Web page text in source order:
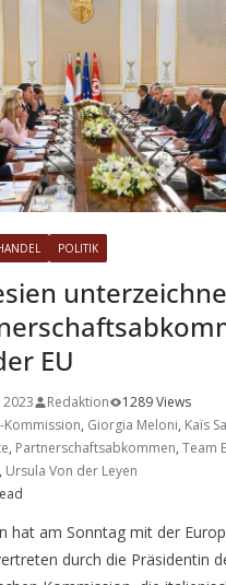
POLITIK
EU
2023 Redaktion
1289 Views
Kommission, Giorgia Meloni, Kaïs
, Partnerschaftsabkommen, Team
, Ursula Von der Leyen
hat am Sonntag mit der
durch die Präsidentin